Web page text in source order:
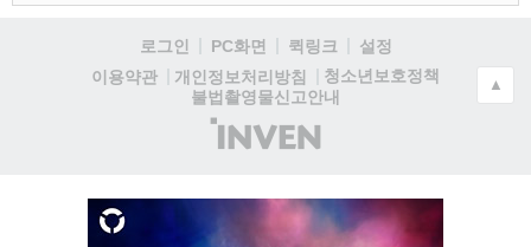
로그인 PC화면 퀵링크
설정
이용약관
개인정보처리방침
청소년보호정책
불법촬영물신고안내
(주)
인
▲